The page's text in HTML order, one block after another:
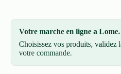
Votre marche en ligne a Lome.
Choisissez vos produits, validez
votre commande.